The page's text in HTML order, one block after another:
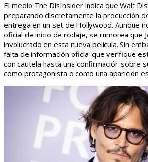
El medio The DisInsider indica que Walt
preparando discretamente la producción
entrega en un set de Hollywood. Aunque
oficial de inicio de rodaje, se rumorea que
involucrado en esta nueva película. Sin
falta de información oficial que verifique
con cautela hasta una confirmación sobre
como protagonista o como una aparición